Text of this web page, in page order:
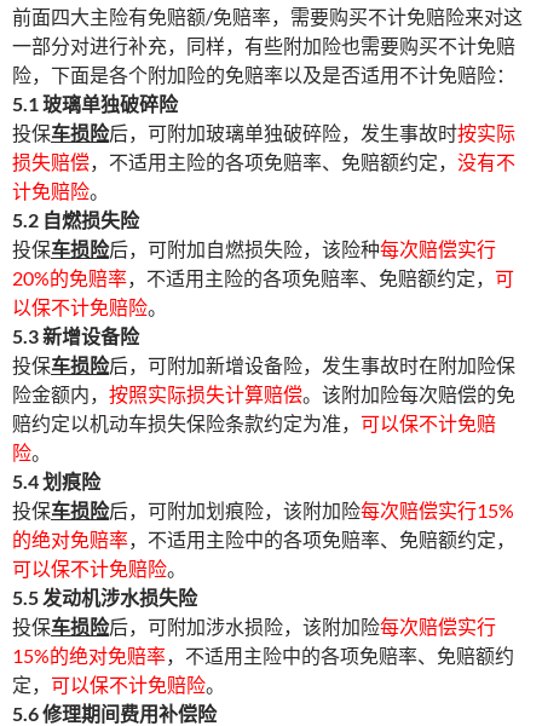
前面四大主险有免赔额/免赔率，需要购买不计免赔险来对这
一部分对进行补充，同样，有些附加险也需要购买不计免赔
险，下面是各个附加险的免赔率以及是否适用不计免赔险：
5.1 玻璃单独破碎险
投保车损险后，可附加玻璃单独破碎险，发生事故时按实际
损失赔偿，不适用主险的各项免赔率、免赔额约定， 没有不
计免赔险。
5.2 自燃损失险
投保车损险后，可附加自燃损失险，该险种每次赔偿实行
20%的免赔率，不适用主险的各项免赔率、免赔额约定， 可
以保不计免赔险。
5.3 新增设备险
投保车损险后，可附加新增设备险，发生事故时在附加险保
险金额内， 按照实际损失计算赔偿。该附加险每次赔偿的免
赔约定以机动车损失保险条款约定为准， 可以保不计免赔
险。
5.4 划痕险
投保车损险后，可附加划痕险，该附加险每次赔偿实行15%
的绝对免赔率，不适用主险中的各项免赔率、免赔额约定，
可以保不计免赔险。
5.5 发动机涉水损失险
投保车损险后，可附加涉水损险，该附加险每次赔偿实行
15%的绝对免赔率，不适用主险中的各项免赔率、免赔额约
定， 可以保不计免赔险。
5.6 修理期间费用补偿险